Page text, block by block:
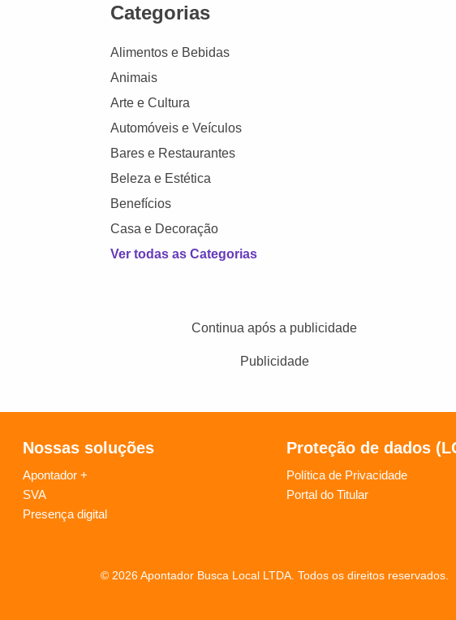
Categorias
Alimentos e Bebidas
Animais
Arte e Cultura
Automóveis e Veículos
Bares e Restaurantes
Beleza e Estética
Benefícios
Casa e Decoração
Ver todas as Categorias
Continua após a publicidade
Publicidade
Nossas soluções
Apontador +
SVA
Presença digital
Proteção de dados
Política de Privacidade
Portal do Titular
© 2026 Apontador Busca Local LTDA. Todos os direitos reservados.